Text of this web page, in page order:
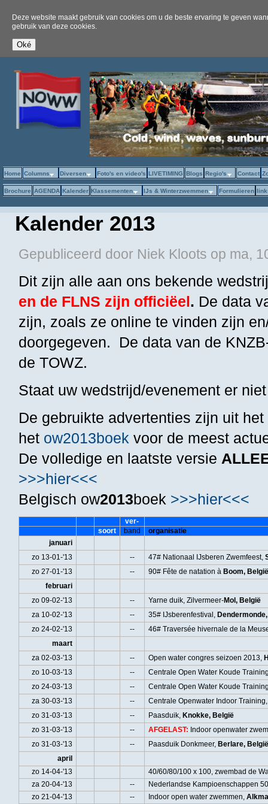
Deze website maakt gebruik van cookies om u de beste ervaring te geven
gebruik van deze cookies.
Home Columns Diversen Foto's en video's LIVETIMING Blogs Regio's Contact
Brochure AGENDA Kalender Klassementen IJs & Winterzwemmen Formulieren
Kalender 2013
Gepubliceerd door Niek Kloots op ma,
Dit zijn alle aan ons bekende
en de FLNS zijn officiëel. De data
zijn, zoals ze online te vinden zijn
doorgegeven. De data van de
de TOWZ.
Staat uw wedstrijd/evenement er
De gebruikte advertenties zijn uit het
het ow2013boek voor de meest
De volledige en laatste versie
>>>hier<<<
Belgisch ow2013boek >>>hier<<<
ver-
soort
band
organisatie
januari
zo 13-01-'13
-- 47# Nationaal IJsberen Zwemfeest,
zo 27-01-'13
-- 90# Fête de natation à Boom, België
februari
zo 09-02-'13
-- Yarne duik, Zilvermeer-Mol, België
za 10-02-'13
-- 35# IJsberenfestival,
zo 24-02-'13
--
46# Traversée hivernale de la
maart
za 02-03-'13
-- Open water congres seizoen 2013,
zo 10-03-'13
--
Centrale Open Water Koude
zo 24-03-'13
--
Centrale Open Water Koude
za 30-03-'13
--
Centrale Openwater Indoor
zo 31-03-'13
-- Paasduik, Knokke, België
zo 31-03-'13
-- AFGELAST: Indoor openwater
zo 31-03-'13
-- Paasduik Donkmeer, Berlare, België
april
zo 14-04-'13
40/60/80/100 x 100, zwembad de
za 20-04-'13
--
Nederlandse Kampioenschappen
zo 21-04-'13
-- Indoor open water zwemmen,